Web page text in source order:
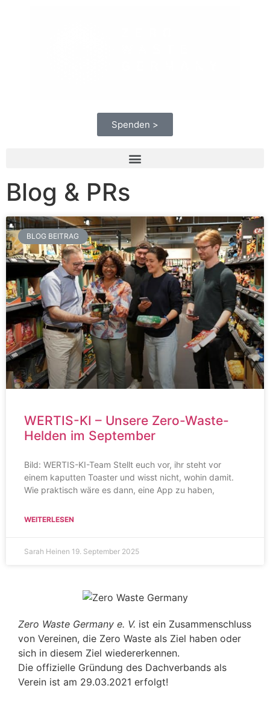
Spenden >
Blog & PRs
BLOG BEITRAG
WERTIS-KI – Unsere Zero-Waste-
Helden im September
Bild: WERTIS-KI-Team Stellt euch vor, ihr steht vor
einem kaputten Toaster und wisst nicht, wohin damit.
Wie praktisch wäre es dann, eine App zu haben,
WEITERLESEN
Sarah Heinen 19. September 2025
Zero Waste Germany e. V. ist ein Zusammenschluss
von Vereinen, die Zero Waste als Ziel haben oder
sich in diesem Ziel wiedererkennen.
Die offizielle Gründung des Dachverbands als
Verein ist am 29.03.2021 erfolgt!